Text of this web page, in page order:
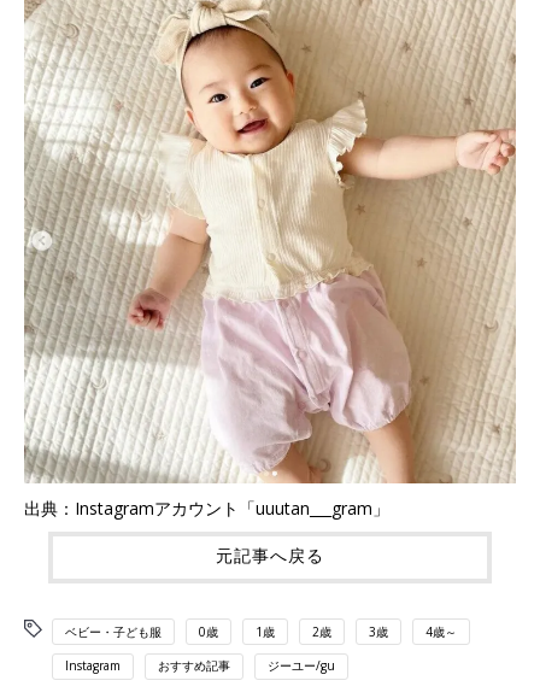
出典：Instagramアカウント「uuutan___gram」
元記事へ戻る
ベビー・子ども服 0歳 1歳 2歳 3歳 4歳～
Instagram おすすめ記事 ジーユー/gu